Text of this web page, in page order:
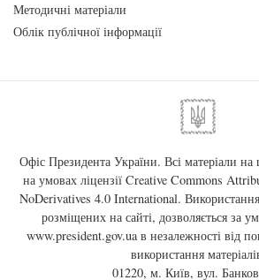
Методичні матеріали
Облік публічної інформації
Офіс Президента України. Всі матеріали на
на умовах ліцензії Creative Commons
NoDerivatives 4.0 International.
розміщених на сайті, дозволяється за
www.president.gov.uaв незалежності від
використання
01220, м. Київ, вул.